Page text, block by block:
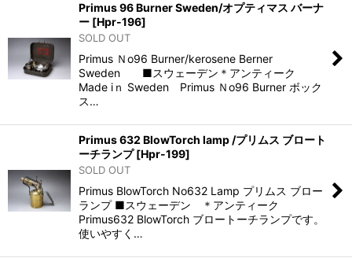
Primus 96 Burner Sweden/オプティマス バーナ
ー [Hpr-196]
SOLD OUT
Primus Ｎo96 Burner/kerosene Berner
Sweden ■スウェーデン＊アンティーク
Made iｎ Sweden Primus Ｎo96 Burner ボック
ス…
Primus 632 BlowTorch lamp /プリムス ブロート
ーチランプ [Hpr-199]
SOLD OUT
Primus BlowTorch No632 Lamp プリムス ブロー
ランプ ■スウェーデン ＊アンティーク
Primus632 BlowTorch ブロートーチランプです。
使いやすく…